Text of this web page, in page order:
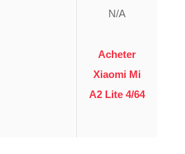
N/A
Acheter
Xiaomi Mi
A2 Lite 4/64